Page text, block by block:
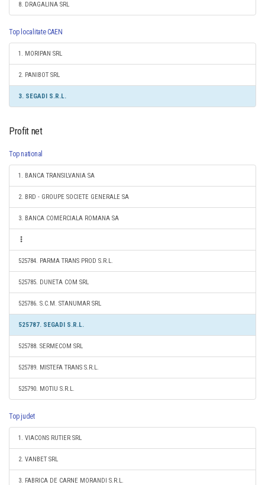
8. DRAGALINA SRL
Top localitate CAEN
1. MORIPAN SRL
2. PANIBOT SRL
3. SEGADI S.R.L.
Profit net
Top national
1. BANCA TRANSILVANIA SA
2. BRD - GROUPE SOCIETE GENERALE SA
3. BANCA COMERCIALA ROMANA SA
525784. PARMA TRANS PROD S.R.L.
525785. DUNETA COM SRL
525786. S.C.M. STANUMAR SRL
525787. SEGADI S.R.L.
525788. SERMECOM SRL
525789. MISTEFA TRANS S.R.L.
525790. MOTIU S.R.L.
Top judet
1. VIACONS RUTIER SRL
2. VANBET SRL
3. FABRICA DE CARNE MORANDI S.R.L.